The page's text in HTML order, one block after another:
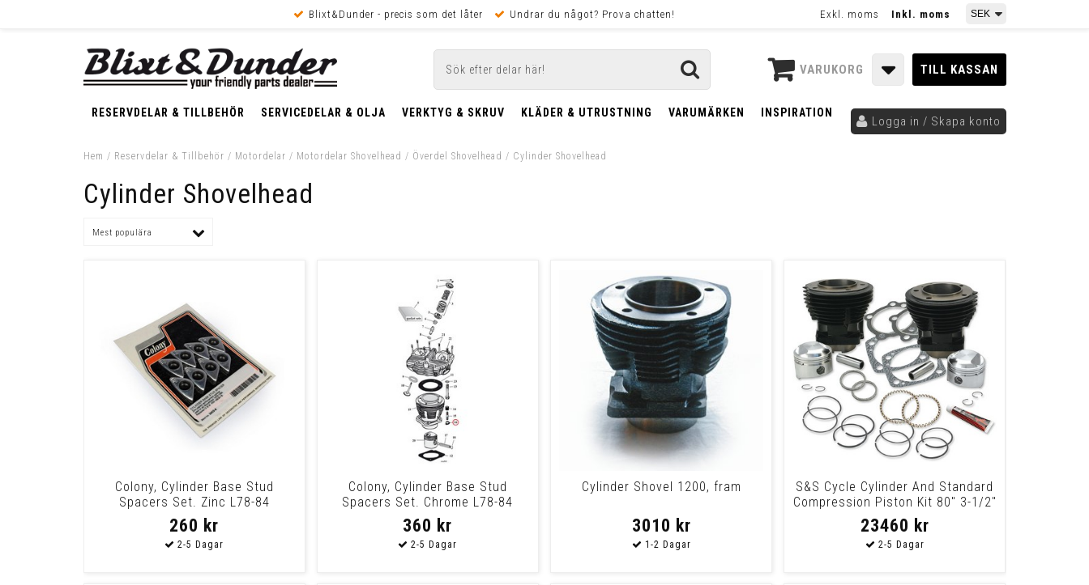
Blixt&Dunder - precis som det låter Undrar du något? Prova chatten! Exkl. moms Inkl. moms
VARUKORG TILL KASSAN
RESERVDELAR & TILLBEHÖR SERVICEDELAR & OLJA VERKTYG & SKRUV KLÄDER & UTRUSTNING VARUMÄRKEN INSPIRATION
Logga in / Skapa konto
Hem / Reservdelar & Tillbehör / Motordelar / Motordelar Shovelhead / Överdel Shovelhead / Cylinder Shovelhead
Cylinder Shovelhead
Mest populära
Colony, Cylinder Base Stud
Spacers Set. Zinc L78-84
1340Cc/80Cui Shove
260 kr
Colony, Cylinder Base Stud
Spacers Set. Chrome L78-84
1340Cc/80Cui Sho
360 kr
Cylinder Shovel 1200, fram
3010 kr
S&S Cycle Cylinder And Standard
Compression Piston Kit 80" 3-1/2"
Bore
23460 kr